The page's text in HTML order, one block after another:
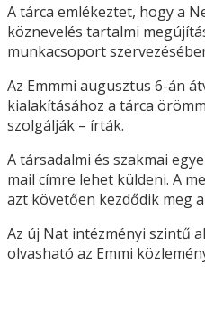
A tárca emlékeztet, hogy a
köznevelés tartalmi
munkacsoport
Az Emmmi augusztus 6-án
kialakításához a tárca
szolgálják – írták.
A társadalmi és szakmai
mail címre lehet küldeni. A
azt követően kezdődik meg
Az új Nat intézményi szintű
olvasható az Emmi